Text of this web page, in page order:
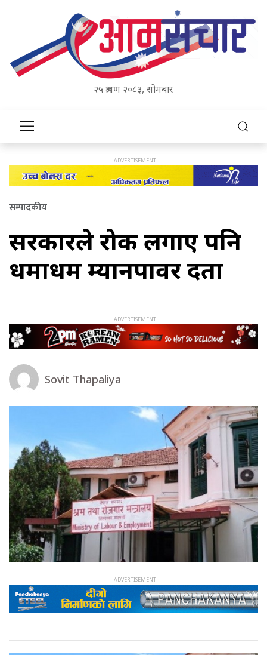
२५ श्रावण २०८३, सोमबार
सम्पादकीय
सरकारले रोक लगाए पनि
धमाधम म्यानपावर दर्ता
Sovit Thapaliya